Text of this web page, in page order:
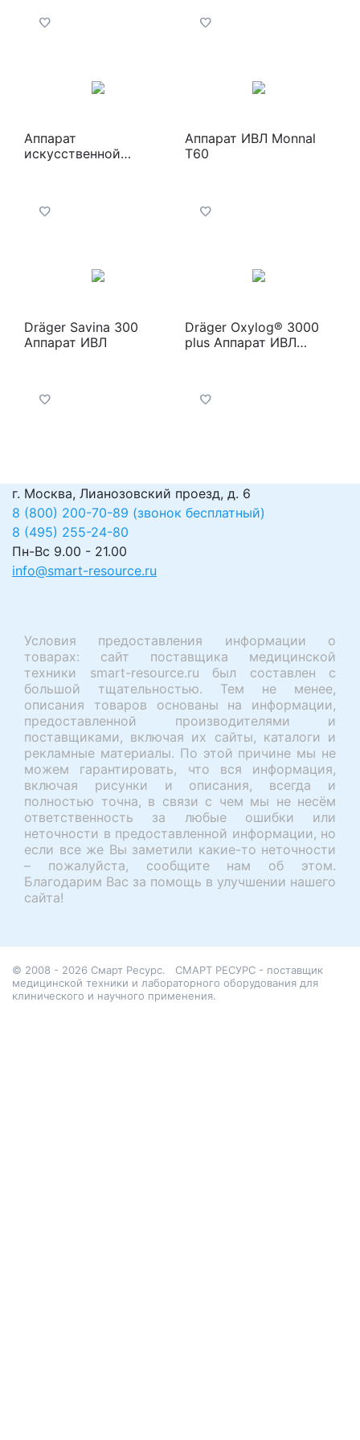
Аппарат
искусственной
Аппарат ИВЛ Monnal
T60
Dräger Savina 300
Аппарат ИВЛ
Dräger Oxylog® 3000
plus Аппарат ИВЛ
г. Москва, Лианозовский проезд, д. 6
8 (800) 200-70-89 (звонок бесплатный)
8 (495) 255-24-80
Пн-Вс 9.00 - 21.00
info@smart-resource.ru
Условия предоставления информации о
товарах: сайт поставщика медицинской
техники smart-resource.ru был составлен с
большой тщательностью. Тем не менее,
описания товаров основаны на информации,
предоставленной производителями и
поставщиками, включая их сайты, каталоги и
рекламные материалы. По этой причине мы не
можем гарантировать, что вся информация,
включая рисунки и описания, всегда и
полностью точна, в связи с чем мы не несём
ответственность за любые ошибки или
неточности в предоставленной информации, но
если все же Вы заметили какие-то неточности
– пожалуйста, сообщите нам об этом.
Благодарим Вас за помощь в улучшении нашего
сайта!
© 2008 - 2026 Смарт Ресурс. СМАРТ РЕСУРС - поставщик
медицинской техники и лабораторного оборудования для
клинического и научного применения.